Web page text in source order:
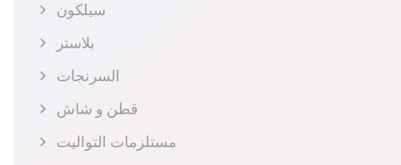
سيلكون
بلاستر
السرنجات
قطن و شاش
مستلزمات التواليت